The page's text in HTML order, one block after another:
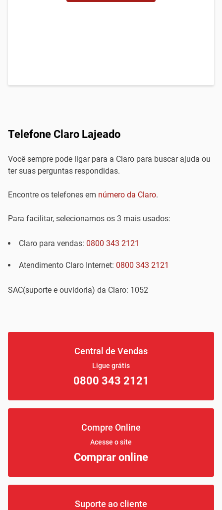
Telefone Claro Lajeado
Você sempre pode ligar para a Claro para buscar ajuda ou
ter suas perguntas respondidas.
Encontre os telefones em número da Claro.
Para facilitar, selecionamos os 3 mais usados:
Claro para vendas: 0800 343 2121
Atendimento Claro Internet: 0800 343 2121
SAC(suporte e ouvidoria) da Claro: 1052
Central de Vendas
Ligue grátis
0800 343 2121
Compre Online
Acesse o site
Comprar online
Suporte ao cliente